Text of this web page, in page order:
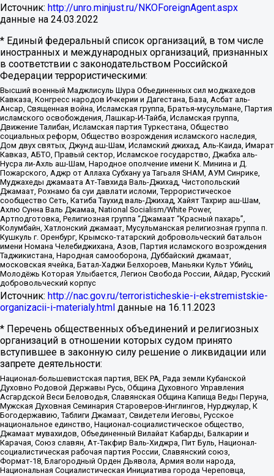
Источник: http://unro.minjust.ru/NKOForeignAgent.aspx
данные на 24.03.2022
* Единый федеральный список организаций, в том числе
иностранных и международных организаций, признанных
в соответствии с законодательством Российской
Федерации террористическими:
Высший военный Маджлисуль Шура Объединенных сил моджахедов
Кавказа, Конгресс народов Ичкерии и Дагестана, База, Асбат аль-
Ансар, Священная война, Исламская группа, Братья-мусульмане, Партия
исламского освобождения, Лашкар-И-Тайба, Исламская группа,
Движение Талибан, Исламская партия Туркестана, Общество
социальных реформ, Общество возрождения исламского наследия,
Дом двух святых, Джунд аш-Шам, Исламский джихад, Аль-Каида, Имарат
Кавказ, АБТО, Правый сектор, Исламское государство, Джабха аль-
Нусра ли-Ахль аш-Шам, Народное ополчение имени К. Минина и Д.
Пожарского, Аджр от Аллаха Субхану уа Тагьаля SHAM, АУМ Синрике,
Муджахеды джамаата Ат-Тавхида Валь-Джихад, Чистопольский
Джамаат, Рохнамо ба суи давлати исломи, Террористическое
сообщество Сеть, Катиба Таухид валь-Джихад, Хайят Тахрир аш-Шам,
Ахлю Сунна Валь Джамаа, National Socialism/White Power,
Артподготовка, Религиозная группа “Джамаат “Красный пахарь”,
Колумбайн, Хатлонский джамаат, Мусульманская религиозная группа п.
Кушкуль г. Оренбург, Крымско-татарский добровольческий батальон
имени Номана Челебиджихана, Азов, Партия исламского возрождения
Таджикистана, Народная самооборона, Дуббайский джамаат,
московская ячейка, Батал-Хаджи Белхороев, Маньяки Культ Убийц,
Молодёжь Которая Улыбается, Легион Свобода России, Айдар, Русский
добровольческий корпус
Источник: http://nac.gov.ru/terroristicheskie-i-ekstremistskie-
organizacii-i-materialy.html данные на 16.11.2023
* Перечень общественных объединений и религиозных
организаций в отношении которых судом принято
вступившее в законную силу решение о ликвидации или
запрете деятельности:
Национал-большевистская партия, ВЕК РА, Рада земли Кубанской
Духовно Родовой Державы Русь, Община Духовного Управления
Асгардской Веси Беловодья, Славянская Община Капища Веды Перуна,
Мужская Духовная Семинария Староверов-Инглингов, Нурджулар, К
Богодержавию, Таблиги Джамаат, Свидетели Иеговы, Русское
национальное единство, Национал-социалистическое общество,
Джамаат мувахидов, Объединенный Вилайат Кабарды, Балкарии и
Карачая, Союз славян, Ат-Такфир Валь-Хиджра, Пит Буль, Национал-
социалистическая рабочая партия России, Славянский союз,
Формат-18, Благородный Орден Дьявола, Армия воли народа,
Национальная Социалистическая Инициатива города Череповца,